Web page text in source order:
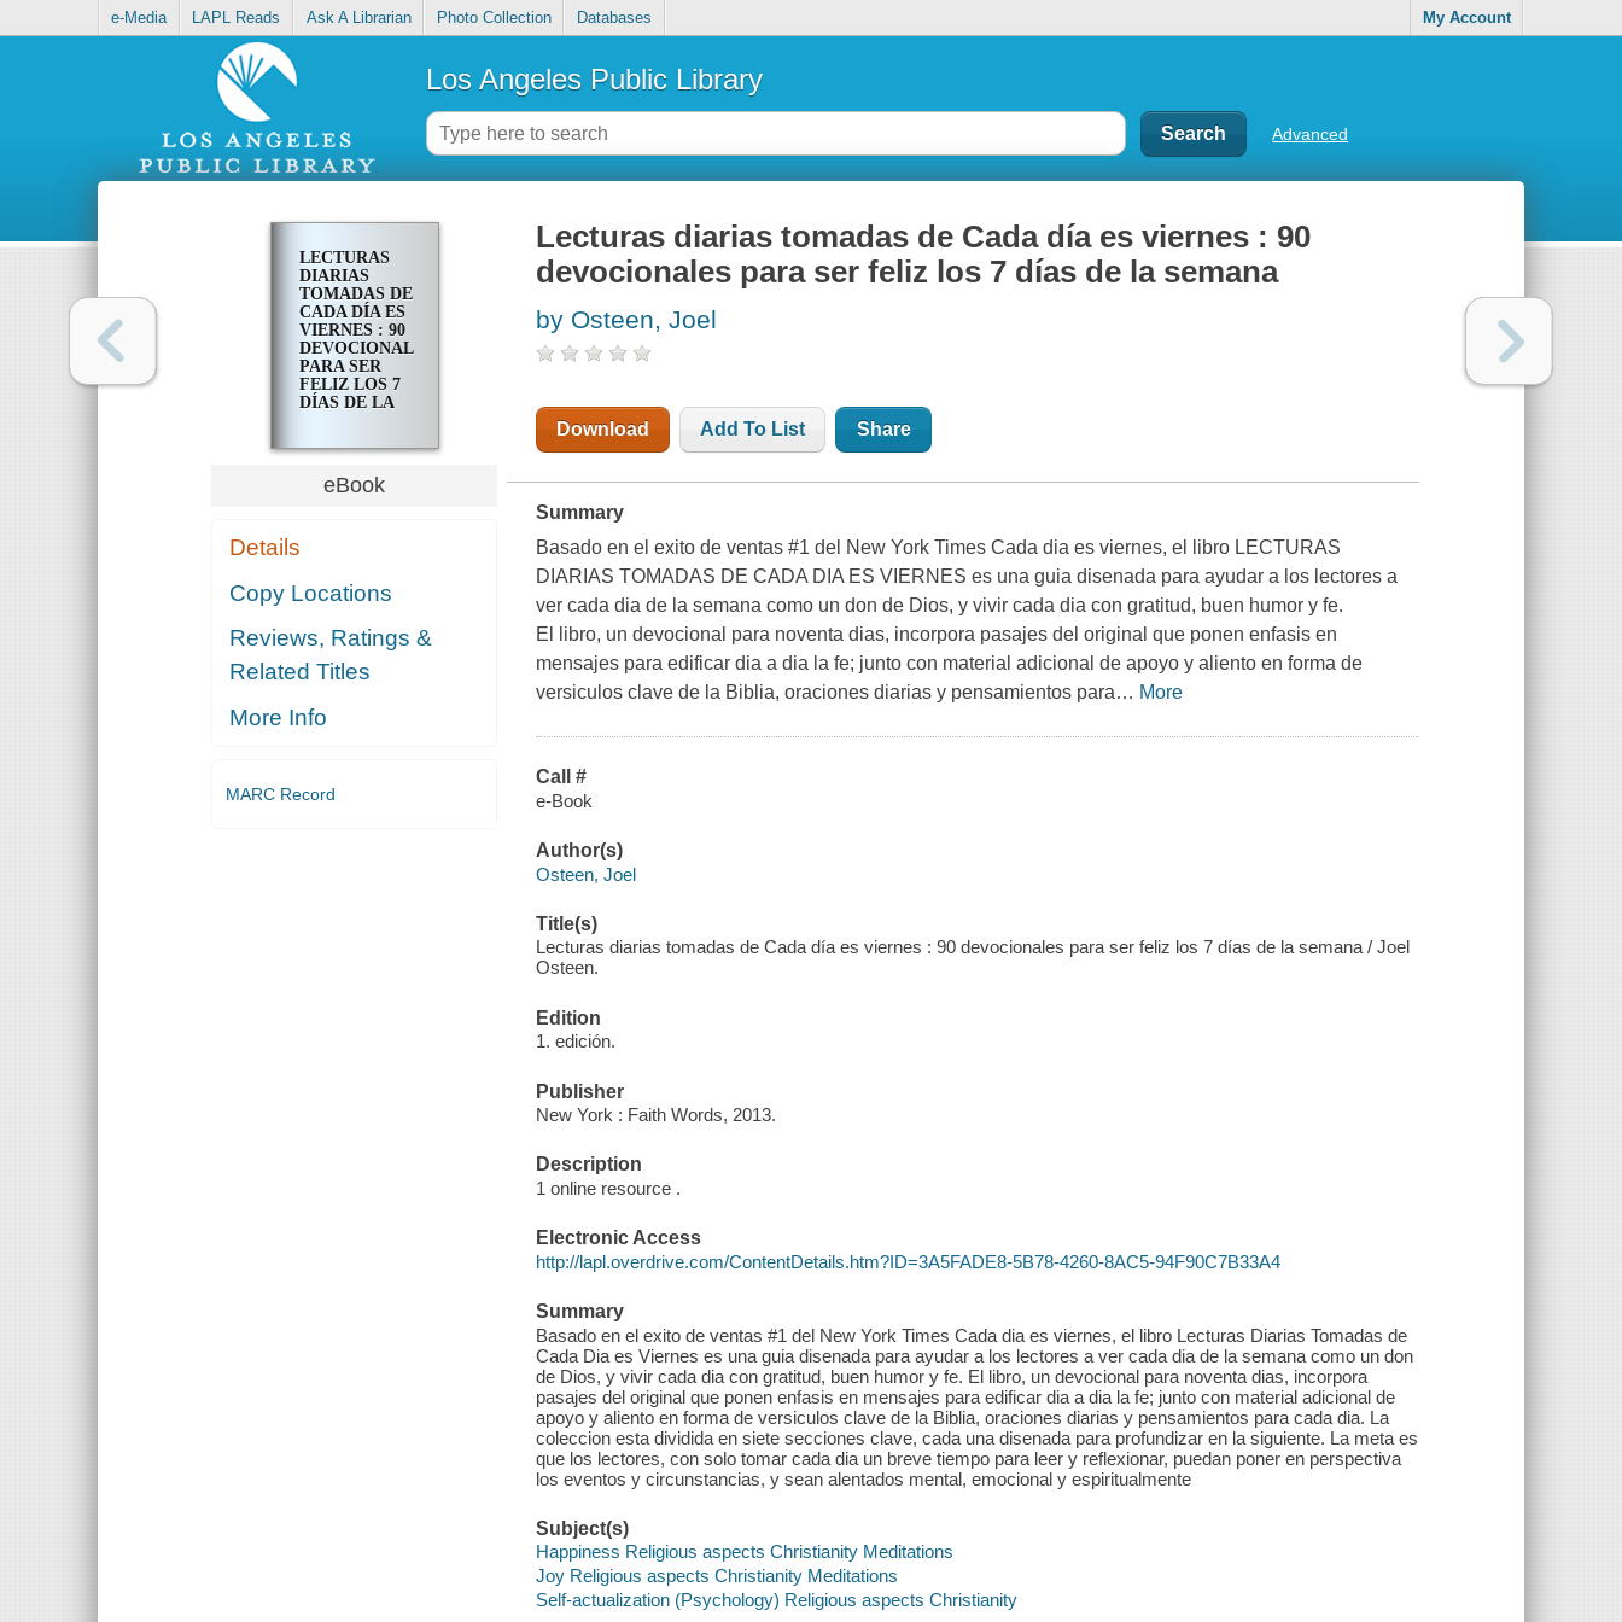
e-Media LAPL Reads Ask A Librarian Photo Collection Databases My Account
Los Angeles Public Library
Advanced
LECTURAS
DIARIAS
TOMADAS DE
CADA DÍA ES
VIERNES : 90
DEVOCIONALES
PARA SER
FELIZ LOS 7
DÍAS DE LA
eBook
Details
Copy Locations
Reviews, Ratings &
Related Titles
More Info
MARC Record
Lecturas diarias tomadas de Cada día es viernes : 90
devocionales para ser feliz los 7 días de la semana
by Osteen, Joel
Download Add To List Share
Summary
Basado en el exito de ventas #1 del New York Times Cada dia es viernes, el libro LECTURAS
DIARIAS TOMADAS DE CADA DIA ES VIERNES es una guia disenada para ayudar a los lectores a
ver cada dia de la semana como un don de Dios, y vivir cada dia con gratitud, buen humor y fe.
El libro, un devocional para noventa dias, incorpora pasajes del original que ponen enfasis en
mensajes para edificar dia a dia la fe; junto con material adicional de apoyo y aliento en forma de
versiculos clave de la Biblia, oraciones diarias y pensamientos para… More
Call #
e-Book
Author(s)
Osteen, Joel
Title(s)
Lecturas diarias tomadas de Cada día es viernes : 90 devocionales para ser feliz los 7 días de la semana / Joel
Osteen.
Edition
1. edición.
Publisher
New York : Faith Words, 2013.
Description
1 online resource .
Electronic Access
http://lapl.overdrive.com/ContentDetails.htm?ID=3A5FADE8-5B78-4260-8AC5-94F90C7B33A4
Summary
Basado en el exito de ventas #1 del New York Times Cada dia es viernes, el libro Lecturas Diarias Tomadas de
Cada Dia es Viernes es una guia disenada para ayudar a los lectores a ver cada dia de la semana como un don
de Dios, y vivir cada dia con gratitud, buen humor y fe. El libro, un devocional para noventa dias, incorpora
pasajes del original que ponen enfasis en mensajes para edificar dia a dia la fe; junto con material adicional de
apoyo y aliento en forma de versiculos clave de la Biblia, oraciones diarias y pensamientos para cada dia. La
coleccion esta dividida en siete secciones clave, cada una disenada para profundizar en la siguiente. La meta es
que los lectores, con solo tomar cada dia un breve tiempo para leer y reflexionar, puedan poner en perspectiva
los eventos y circunstancias, y sean alentados mental, emocional y espiritualmente
Subject(s)
Happiness Religious aspects Christianity Meditations
Joy Religious aspects Christianity Meditations
Self-actualization (Psychology) Religious aspects Christianity